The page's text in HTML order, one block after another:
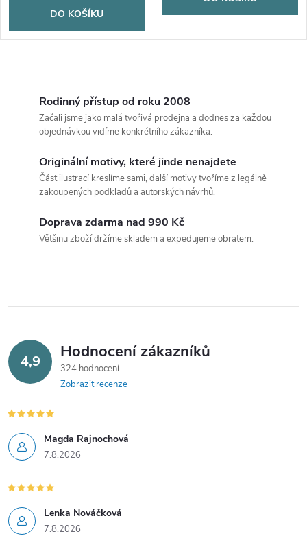
DO KOŠÍKU
p
v
k
y
v
ý
p
i
Rodinný přístup od roku 2008
Začali jsme jako malá tvořivá prodejna a dodnes za každou
objednávkou vidíme konkrétního zákazníka.
Originální motivy, které jinde nenajdete
Část ilustrací kreslíme sami, další motivy tvoříme z legálně
zakoupených podkladů a autorských návrhů.
Doprava zdarma nad 990 Kč
Většinu zboží držíme skladem a expedujeme obratem.
4,9 Hodnocení zákazníků
324 hodnocení
Zobrazit recenze
Magda Rajnochová
7.8.2026
Lenka Nováčková
7.8.2026